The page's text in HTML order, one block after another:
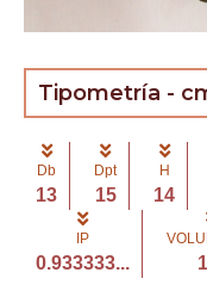
Tipometría -
Db
13
Dpt
15
H
14
IP
0.933333...